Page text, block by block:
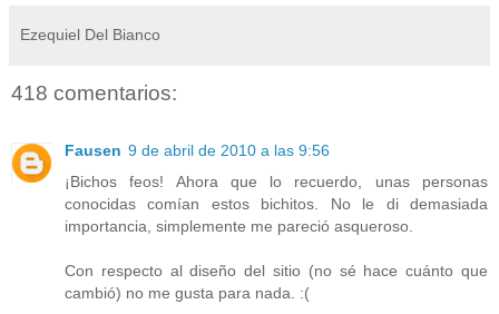
Ezequiel Del Bianco
418 comentarios:
Fausen 9 de abril de 2010 a las 9:56
¡Bichos feos! Ahora que lo recuerdo, unas personas
conocidas comían estos bichitos. No le di demasiada
importancia, simplemente me pareció asqueroso.
Con respecto al diseño del sitio (no sé hace cuánto que
cambió) no me gusta para nada. :(